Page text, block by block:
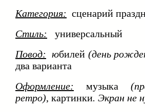
Категория: сценарий
Стиль: универсальный
Повод: юбилей (день
два варианта
Оформление: музыка
ретро), картинки. Экран не